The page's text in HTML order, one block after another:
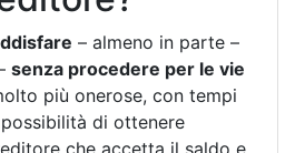
– almeno in parte –
senza procedere per le vie
più onerose, con tempi
di ottenere